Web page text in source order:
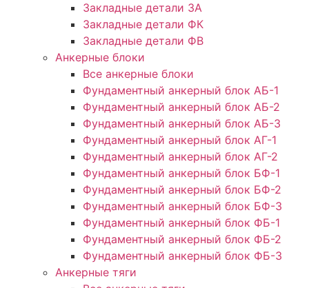
Закладные детали ЗА
Закладные детали ФК
Закладные детали ФВ
Анкерные блоки
Все анкерные блоки
Фундаментный анкерный блок АБ-1
Фундаментный анкерный блок АБ-2
Фундаментный анкерный блок АБ-3
Фундаментный анкерный блок АГ-1
Фундаментный анкерный блок АГ-2
Фундаментный анкерный блок БФ-1
Фундаментный анкерный блок БФ-2
Фундаментный анкерный блок БФ-3
Фундаментный анкерный блок ФБ-1
Фундаментный анкерный блок ФБ-2
Фундаментный анкерный блок ФБ-3
Анкерные тяги